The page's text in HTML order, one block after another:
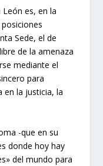
es, en la
Sede, el de
de la amenaza
mediante el
para
en la justicia, la
-que en su
donde hoy hay
del mundo para